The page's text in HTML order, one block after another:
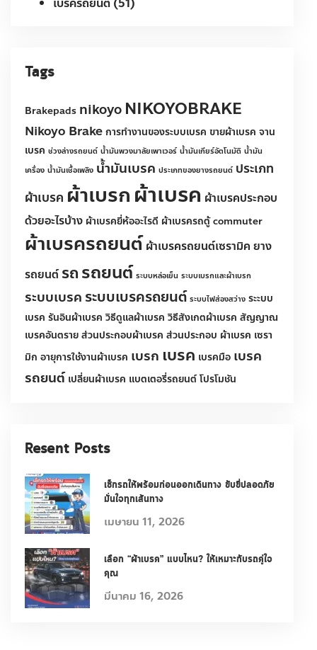
รถยนต์(21)
Tags
Brakepads nikoyo
NIKOYOBRAKE Nikoyo Brake
การทำงานของระบบเบรค
ขายผ้าเบรค
จานเบรค
ช่วงล่างรถยนต์
น้ำมันพวงมาลัยเพาเวอร์ น้ำมันเกียร์อัตโนมัติ
น้ำมันเครื่อง น้ำมันเชื้อเพลิง น้ำมันเบรค
ประเภทผ้าเบรค
ผ้าเบรก ผ้าเบรค
ผ้าเบรคยี่ห้ออะไรดี
ผ้าเบรครถยนต์
ผ้าเบรครถยนต์เซรามิค
ยางรถยนต์
ระบบเบรค ระบบเบรครถยนต์
ระบบไฟส่องสว่าง